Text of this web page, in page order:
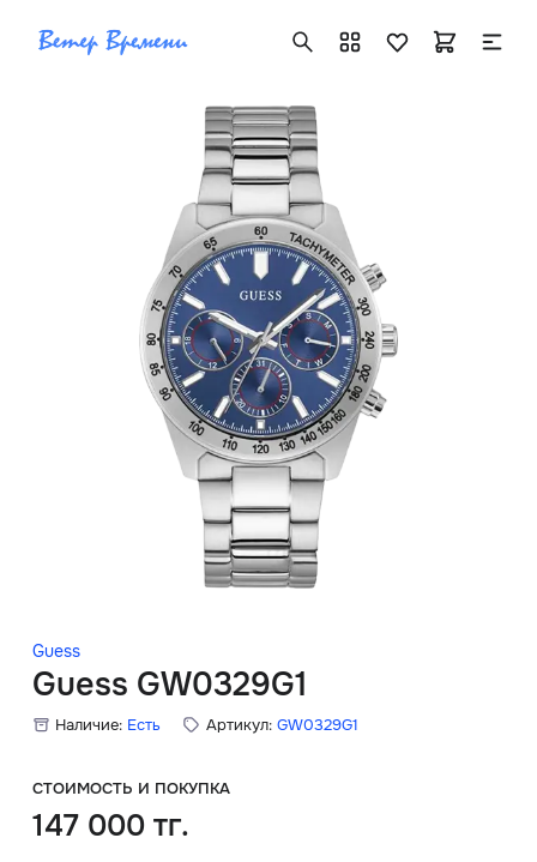
Guess
Guess GW0329G1
Наличие: Есть Артикул: GW0329G1
СТОИМОСТЬ И ПОКУПКА
147 000 тг.
+7 ( 705 ) 181-42-50
info@vetervremeni.kz
Авторизация
Каталог
Мужские часы
Женские часы
Скидки
Главная
О нас